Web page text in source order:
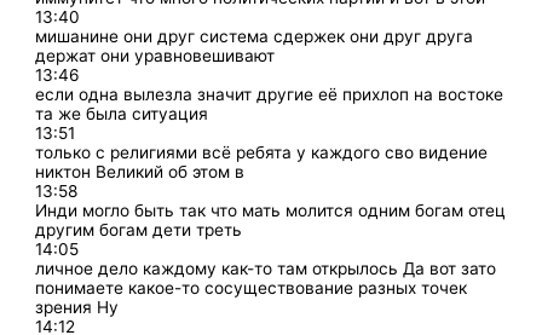
13:40
мишанине они друг система сдержек они друг друга
держат они уравновешивают
13:46
если одна вылезла значит другие её прихлоп на востоке
та же была ситуация
13:51
только с религиями всё ребята у каждого сво видение
никтон Великий об этом в
13:58
Инди могло быть так что мать молится одним богам отец
другим богам дети треть
14:05
личное дело каждому как-то там открылось Да вот зато
понимаете какое-то сосуществование разных точек
зрения Ну
14:12